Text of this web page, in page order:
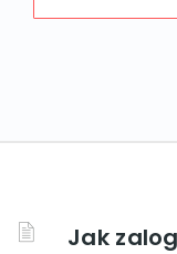
Jak